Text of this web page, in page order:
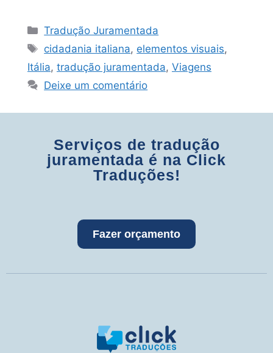
Tradução Juramentada
cidadania italiana, elementos visuais,
Itália, tradução juramentada, Viagens
Deixe um comentário
Serviços de tradução
juramentada é na Click
Traduções!
Fazer orçamento